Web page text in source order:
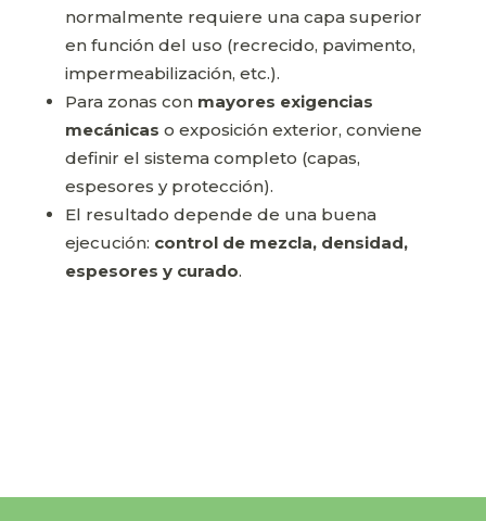
normalmente requiere una capa superior
en función del uso (recrecido, pavimento,
impermeabilización, etc.).
Para zonas con mayores exigencias
mecánicas o exposición exterior, conviene
definir el sistema completo (capas,
espesores y protección).
El resultado depende de una buena
ejecución: control de mezcla, densidad,
espesores y curado.